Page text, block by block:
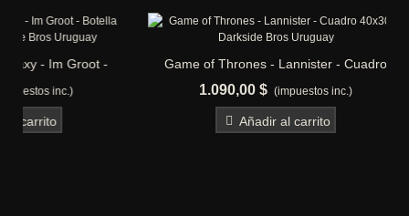
Game of Thrones - Lannister - Cuadro
(impuestos inc.)
Añadir al carrito
Harry